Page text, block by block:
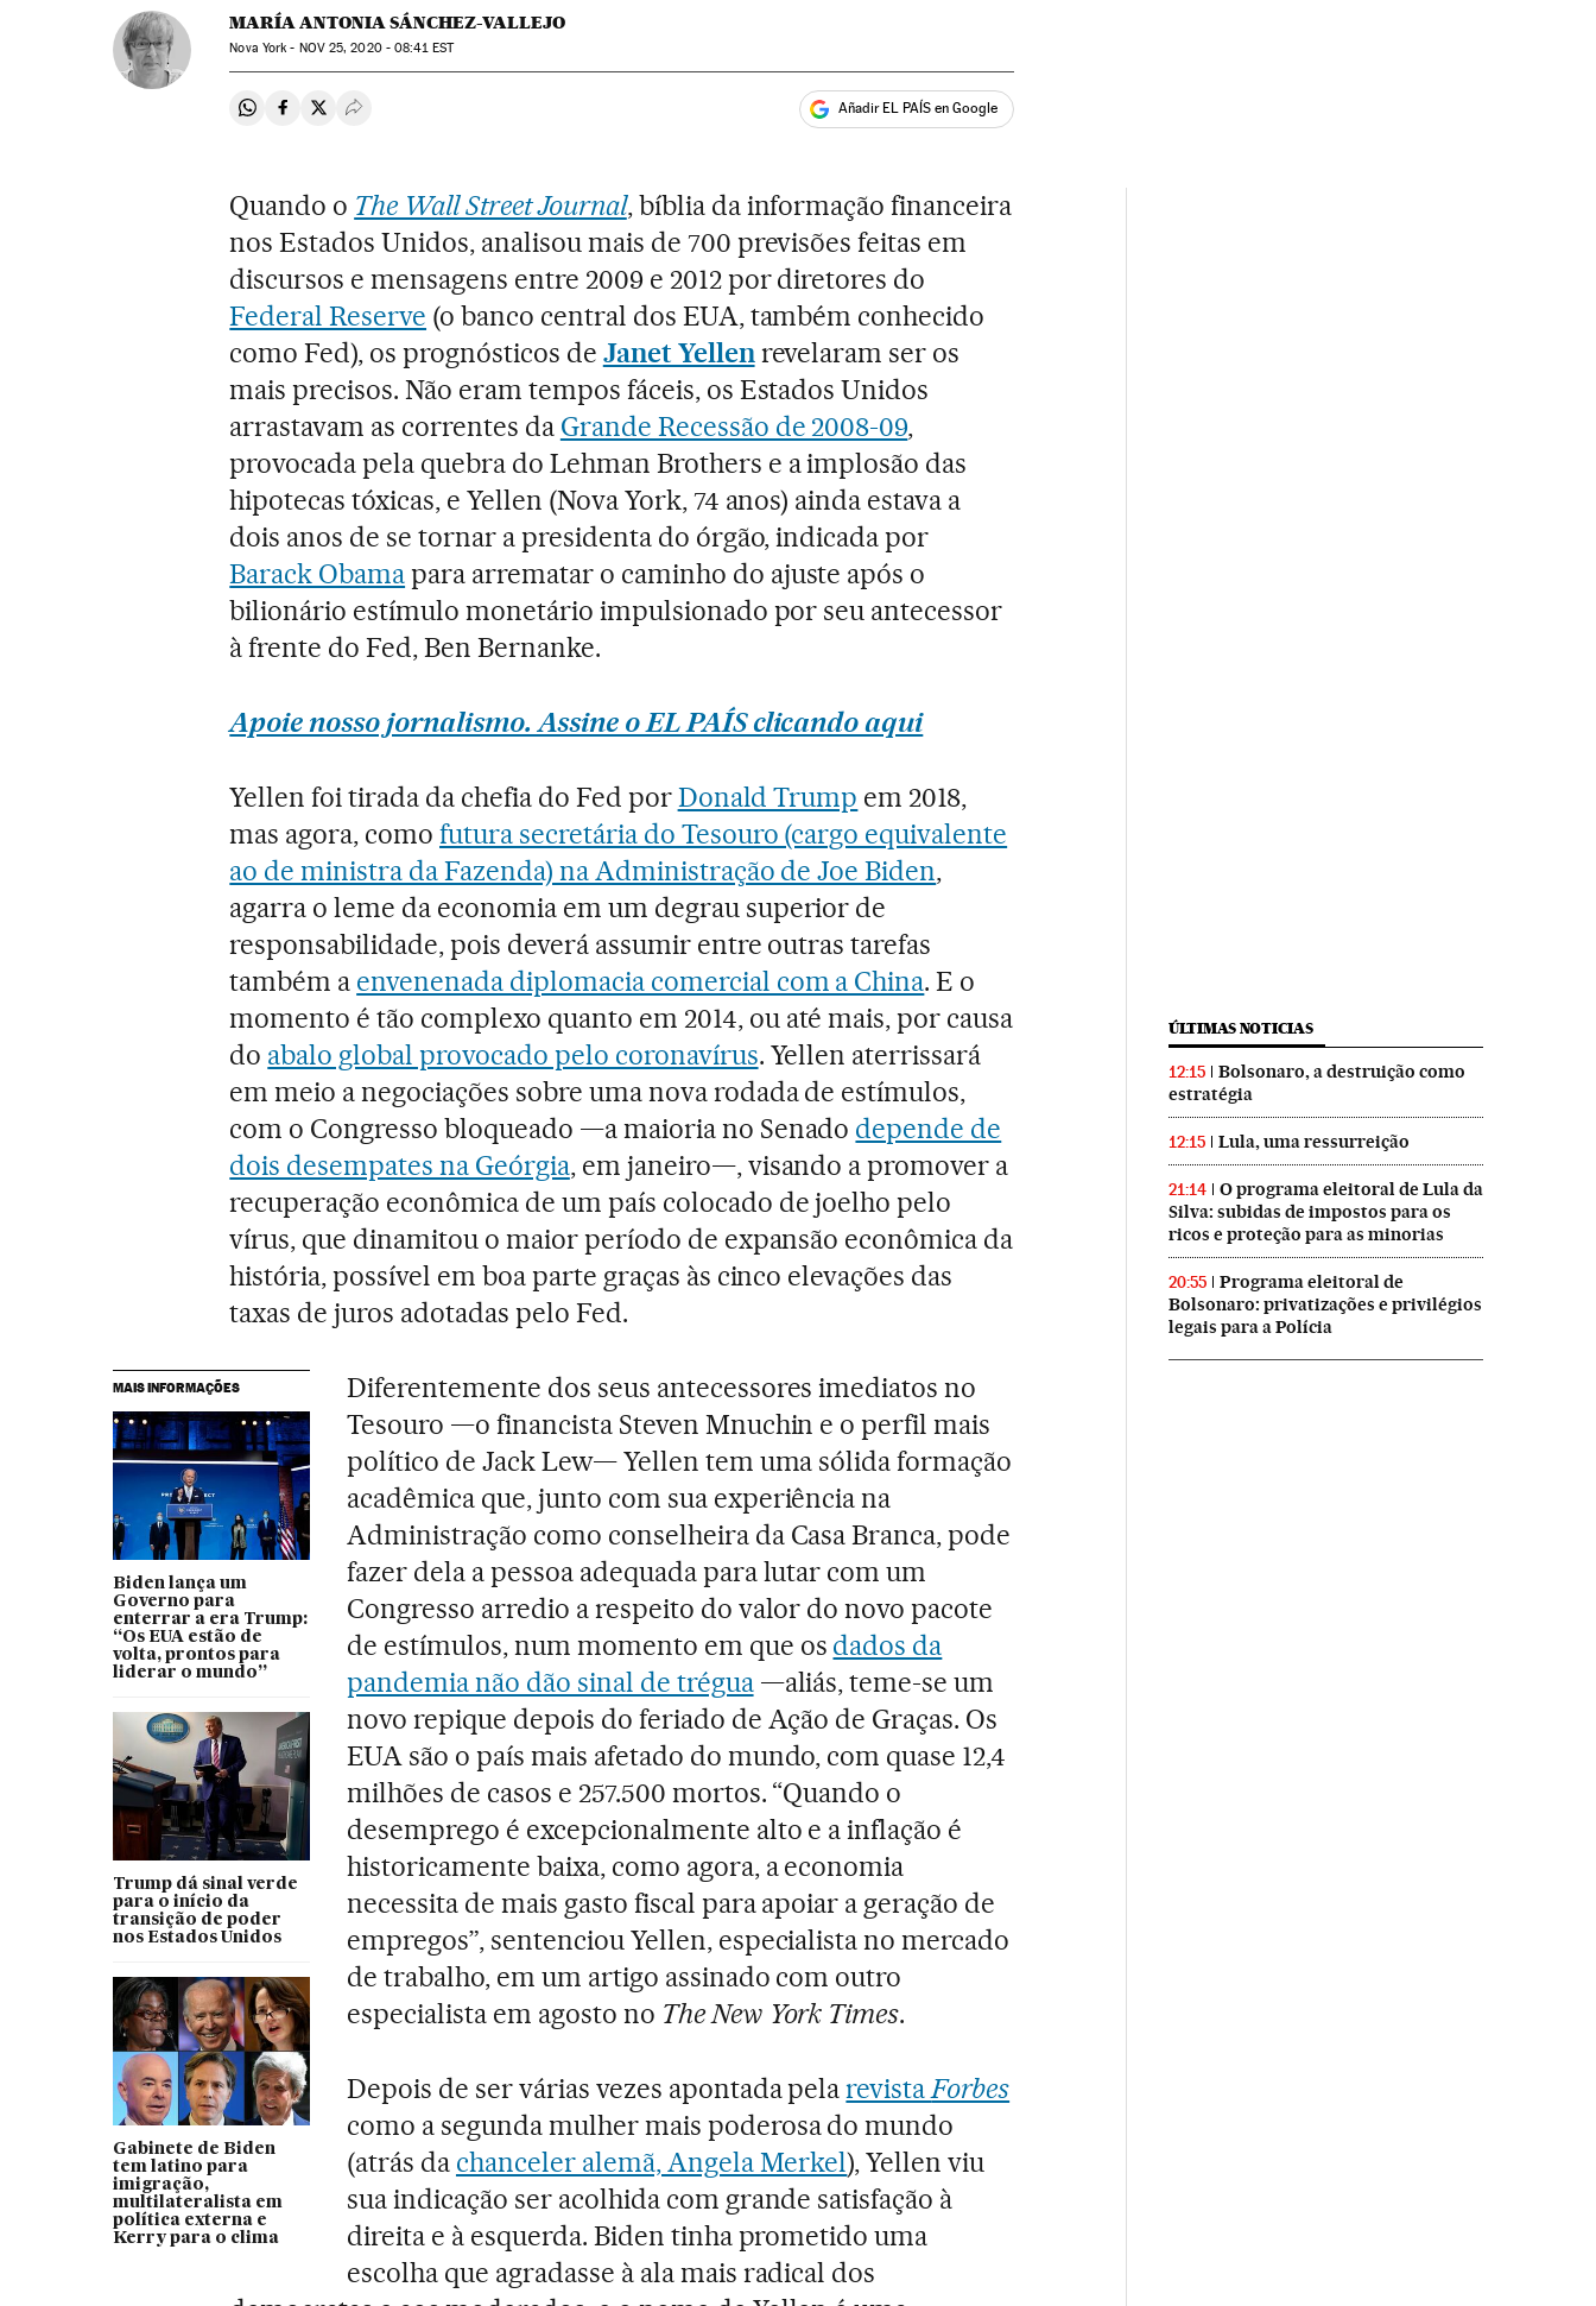
MARÍA ANTONIA SÁNCHEZ-VALLEJO
Nova York - NOV25, 2020 - 08:41EST
Compartir en Whatsapp
Compartir en Facebook
Compartir en Twitter
Desplegar Redes Sociales Añadir EL PAÍS en Google
Quando o The Wall Street Journal, bíblia da informação financeira
nos Estados Unidos, analisou mais de 700 previsões feitas em
discursos e mensagens entre 2009 e 2012 por diretores do
Federal Reserve (o banco central dos EUA, também conhecido
como Fed), os prognósticos de Janet Yellenrevelaram ser os
mais precisos. Não eram tempos fáceis, os Estados Unidos
arrastavam as correntes da Grande Recessão de 2008-09,
provocada pela quebra do Lehman Brothers e a implosão das
hipotecas tóxicas, e Yellen (Nova York, 74 anos) ainda estava a
dois anos de se tornar a presidenta do órgão, indicada por
Barack Obamapara arrematar o caminho do ajuste após o
bilionário estímulo monetário impulsionado por seu antecessor
à frente do Fed, Ben Bernanke.
Apoie nosso jornalismo. Assine o EL PAÍS clicando aqui
Yellen foi tirada da chefia do Fed porDonald Trump em 2018,
mas agora, comofutura secretária do Tesouro (cargo equivalente
ao de ministra da Fazenda) na Administração de Joe Biden,
agarra o leme da economia em um degrau superior de
responsabilidade, pois deverá assumir entre outras tarefas
também a envenenada diplomacia comercial com a China. E o
momento é tão complexo quanto em 2014, ou até mais, por causa
do abalo global provocado pelo coronavírus. Yellen aterrissará
em meio a negociações sobre uma nova rodada de estímulos,
com o Congresso bloqueado —a maioria no Senado depende de
dois desempates na Geórgia, em janeiro—, visando a promover a
recuperação econômica de um país colocado de joelho pelo
vírus, que dinamitou o maior período de expansão econômica da
história, possível em boa parte graças às cinco elevações das
taxas de juros adotadas pelo Fed.
MAIS INFORMAÇÕES
Biden lança um
Governo para
enterrar a era Trump:
“Os EUA estão de
volta, prontos para
liderar o mundo”
Trump dá sinal verde
para o início da
transição de poder
nos Estados Unidos
Gabinete de Biden
tem latino para
imigração,
multilateralista em
política externa e
Kerry para o clima
Diferentemente dos seus antecessores imediatos no
Tesouro —o financista Steven Mnuchin e o perfil mais
político de Jack Lew— Yellen tem uma sólida formação
acadêmica que, junto com sua experiência na
Administração como conselheira da Casa Branca, pode
fazer dela a pessoa adequada para lutar com um
Congresso arredio a respeito do valor do novo pacote
de estímulos, num momento em que os dados da
pandemia não dão sinal de trégua—aliás, teme-se um
novo repique depois do feriado de Ação de Graças. Os
EUA são o país mais afetado do mundo, com quase 12,4
milhões de casos e 257.500 mortos. “Quando o
desemprego é excepcionalmente alto e a inflação é
historicamente baixa, como agora, a economia
necessita de mais gasto fiscal para apoiar a geração de
empregos”, sentenciou Yellen, especialista no mercado
de trabalho, em um artigo assinado com outro
especialista em agosto no The New York Times.
Depois de ser várias vezes apontada pelarevistaForbes
como a segunda mulher mais poderosa do mundo
(atrás da chanceler alemã, Angela Merkel), Yellen viu
sua indicação ser acolhida com grande satisfação à
direita e à esquerda. Biden tinha prometido uma
escolha que agradasse à ala mais radical dos
ÚLTIMAS NOTICIAS
12:15
Bolsonaro, a destruição como
estratégia
12:15 Lula, uma ressurreição
21:14
O programa eleitoral de Lula da
Silva: subidas de impostos para os
ricos e proteção para as minorias
20:55
Programa eleitoral de
Bolsonaro: privatizações e privilégios
legais para a Polícia